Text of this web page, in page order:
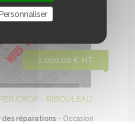
1 000,00 € HT
CROP - RIBOULEAU
des réparations- Occasion